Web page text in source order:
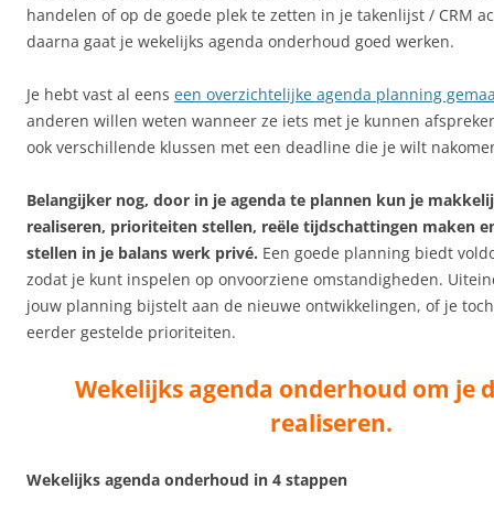
handelen of op de goede plek te zetten in je takenlijst / CRM
daarna gaat je wekelijks agenda onderhoud goed werken.
Je hebt vast al eens een overzichtelijke agenda planning
anderen willen weten wanneer ze iets met je kunnen
ook verschillende klussen met een deadline die je wilt
Belangijker nog, door in je agenda te plannen kun je
realiseren, prioriteiten stellen, reële tijdschattingen maken
stellen in je balans werk privé. Een goede planning biedt
zodat je kunt inspelen op onvoorziene omstandigheden.
jouw planning bijstelt aan de nieuwe ontwikkelingen, of je
eerder gestelde prioriteiten.
Wekelijks agenda onderhoud om je
realiseren.
Wekelijks agenda onderhoud in 4 stappen